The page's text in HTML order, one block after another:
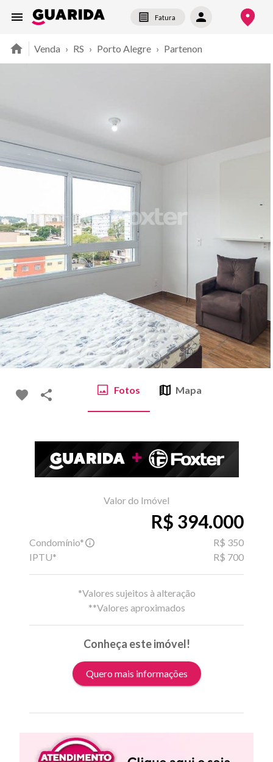
Fatura
Venda › RS › Porto Alegre › Partenon
Fotos Mapa
Valor do Imóvel
R$ 394.000
Condomínio*
R$ 350
IPTU*
R$ 700
*Valores sujeitos à alteração
**Valores aproximados
Conheça este imóvel!
Quero mais informações